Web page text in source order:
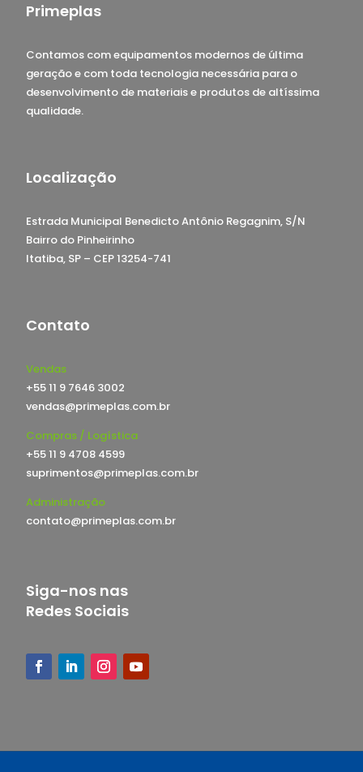
Primeplas
Contamos com equipamentos modernos de última
geração e com toda tecnologia necessária para o
desenvolvimento de materiais e produtos de altíssima
qualidade.
Localização
Estrada Municipal Benedicto Antônio Regagnim, S/N
Bairro do Pinheirinho
Itatiba, SP – CEP 13254-741
Contato
Vendas
+55 11 9 7646 3002
vendas@primeplas.com.br
Compras / Logística
+55 11 9 4708 4599
suprimentos@primeplas.com.br
Administração
contato@primeplas.com.br
Siga-nos nas
Redes Sociais